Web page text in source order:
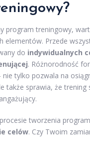
program treningowy,
elementów. Przede
do indywidualnych
. Różnorodność
nie tylko pozwala na
także sprawia, że trening
tworzenia
celów. Czy Twoim